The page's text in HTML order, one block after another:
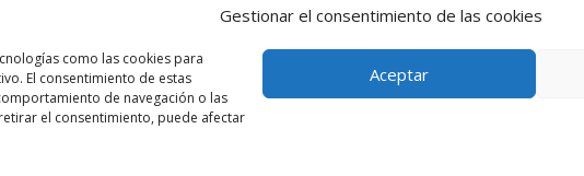
Gestionar el consentimiento de las cookies
como las cookies para
El consentimiento de estas
de navegación o las
el consentimiento, puede afectar
Aceptar
Ámbito territorial: Cádiz,